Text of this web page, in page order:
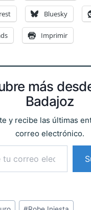
Bluesky
Imprimir
más
Badajoz
y recibe las últimas
correo electrónico.